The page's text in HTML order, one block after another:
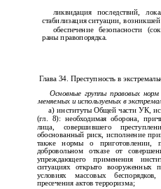
ликвидация последствий,
стабилизация ситуации, возникшей
обеспечение безопасности
раны правопорядка.
Глава 34. Преступность в
Основные группы правовых
меняемых и используемых в
а) институты Общей части УК,
(гл. 8): необходимая оборона,
лица, совершившего
обоснованный риск, исполнение
также нормы о приготовлении,
добровольном отказе от
упреждающего применения
ситуациях открыто вооруженных
условиях массовых
пресечения актов терроризма;